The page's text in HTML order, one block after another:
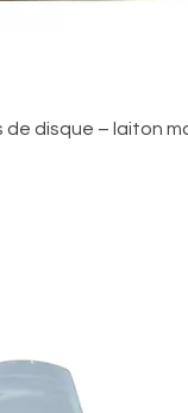
rapide
disque – laiton